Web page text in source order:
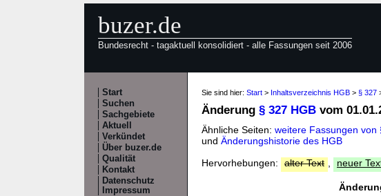
buzer.de
Bundesrecht - tagaktuell konsolidiert - alle Fassungen seit 2006
Start
Suchen
Sachgebiete
Aktuell
Verkündet
Über buzer.de
Qualität
Kontakt
Datenschutz
Impressum
Sie sind hier: Start > Inhaltsverzeichnis HGB > § 327
Änderung § 327 HGB vom
Ähnliche Seiten: weitere Fassungen von
und Änderungshistorie des HGB
Hervorhebungen:
alter Text neuer